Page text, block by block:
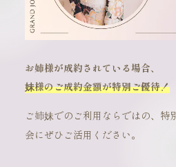
お姉様が成約されている場合、
妹様のご成約金額が特別ご優待！
ご姉妹でのご利用ならではの、特
会にぜひご活用ください。